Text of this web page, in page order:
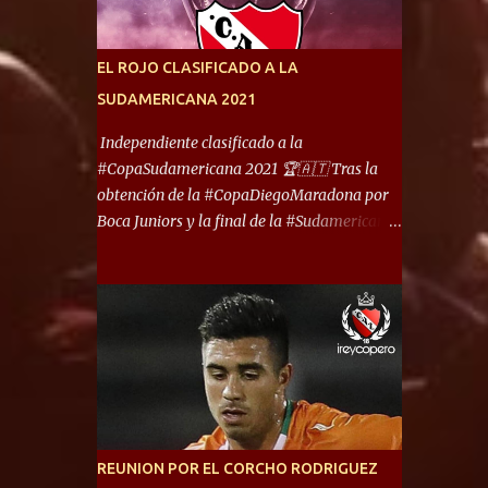
ello son protagonistas de un clásico de los
transitó por la primera división del fútbol
local durante muchos años. Dock Sud es otro
de los que comparten esas tierras, aunque el
foco de atención es la convivencia
Independiente - Racing. “No encuentro, más
reúna tantos logros deportivos, tantos
clubes y tanta gente en este deporte”,
afirmó Facundo Moyano. “Creo que
EL ROJO CLASIFICADO A LA
SUDAMERICANA 2021
Independiente clasificado a la
#CopaSudamericana 2021 🏆🇦🇹 Tras la
obtención de la #CopaDiegoMaradona por
Boca Juniors y la final de la #Sudamericana
Defensa y Justicia o Lanús, dadas estás dos
condiciones el Rey de Copas se clasifica a la
Copa Sudamericana de este 2021. En este
año, la Sudamericana sufrirá modificaciones
en su formato, que iniciará en fase de grupos
con 6 partidos, de los cuales sólo los
primeros de cada grupo jugarán los 8vos.
REUNION POR EL CORCHO RODRIGUEZ